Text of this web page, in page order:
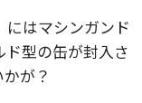
はマシンガンド
型の缶が封入さ
が？